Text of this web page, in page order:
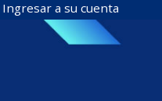
Ingresar a su cuenta